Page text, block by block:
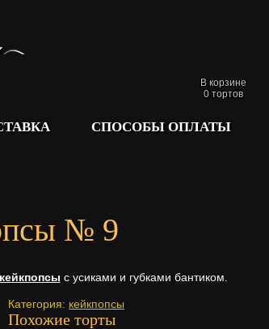
В корзине
0 тортов
СПОСОБЫ ОПЛАТЫ
№ 9
кейкпопсы с усиками и губками бантиком.
Категория: кейкпопсы
Похожие торты